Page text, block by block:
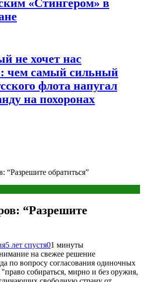
«Стингером» в
не хочет нас
чем самый сильный
флота напугал
на похоронах
“Разрешите обратиться”
“Разрешите
5 лет спустя01 минуты
на свежее решение
по вопросу согласования одиночных
собираться, мирно и без оружия,